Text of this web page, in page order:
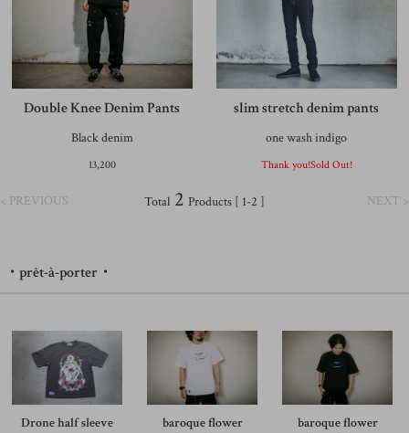
Double Knee Denim Pants
Black denim
13,200
slim stretch denim pants
one wash indigo
Thank you!Sold Out!
< PREVIOUS NEXT >
Total 2 Products [ 1-2 ]
・prêt-à-porter・
Drone half sleeve
baroque flower
baroque flower